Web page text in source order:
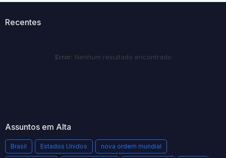
Recentes
Error: Nenhum resultado encontrado
Assuntos em Alta
Brasil Estados Unidos nova ordem mundial